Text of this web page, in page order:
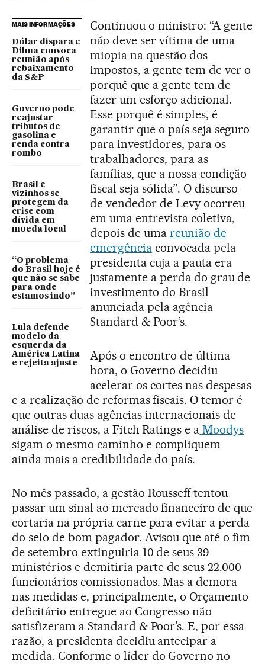
MAIS INFORMAÇÕES
Dólar dispara e
Dilma convoca
reunião após
rebaixamento
da S&P
Governo pode
reajustar
tributos de
gasolina e
renda contra
rombo
Brasil e
vizinhos se
protegem da
crise com
dívida em
moeda local
“O problema
do Brasil hoje é
que não se sabe
para onde
estamos indo”
Lula defende
modelo da
esquerda da
América Latina
e rejeita ajuste
Continuou o ministro: “A gente
não deve ser vítima de uma
miopia na questão dos
impostos, a gente tem de ver o
porquê que a gente tem de
fazer um esforço adicional.
Esse porquê é simples, é
garantir que o país seja seguro
para investidores, para os
trabalhadores, para as
famílias, que a nossa condição
fiscal seja sólida”. O discurso
de vendedor de Levy ocorreu
em uma entrevista coletiva,
depois de uma reunião de
emergênciaconvocada pela
presidenta cuja a pauta era
justamente a perda do grau de
investimento do Brasil
anunciada pela agência
Standard & Poor’s.
Após o encontro de última
hora, o Governo decidiu
acelerar os cortes nas despesas
e a realização de reformas fiscais. O temor é
que outras duas agências internacionais de
análise de riscos, a Fitch Ratings e a Moodys
sigam o mesmo caminho e compliquem
ainda mais a credibilidade do país.
No mês passado, a gestão Rousseff tentou
passar um sinal ao mercado financeiro de que
cortaria na própria carne para evitar a perda
do selo de bom pagador. Avisou que até o fim
de setembro extinguiria 10 de seus 39
ministérios e demitiria parte de seus 22.000
funcionários comissionados. Mas a demora
nas medidas e, principalmente, o Orçamento
deficitário entregue ao Congresso não
satisfizeram a Standard & Poor’s. E, por essa
razão, a presidenta decidiu antecipar a
medida. Conforme o líder do Governo no